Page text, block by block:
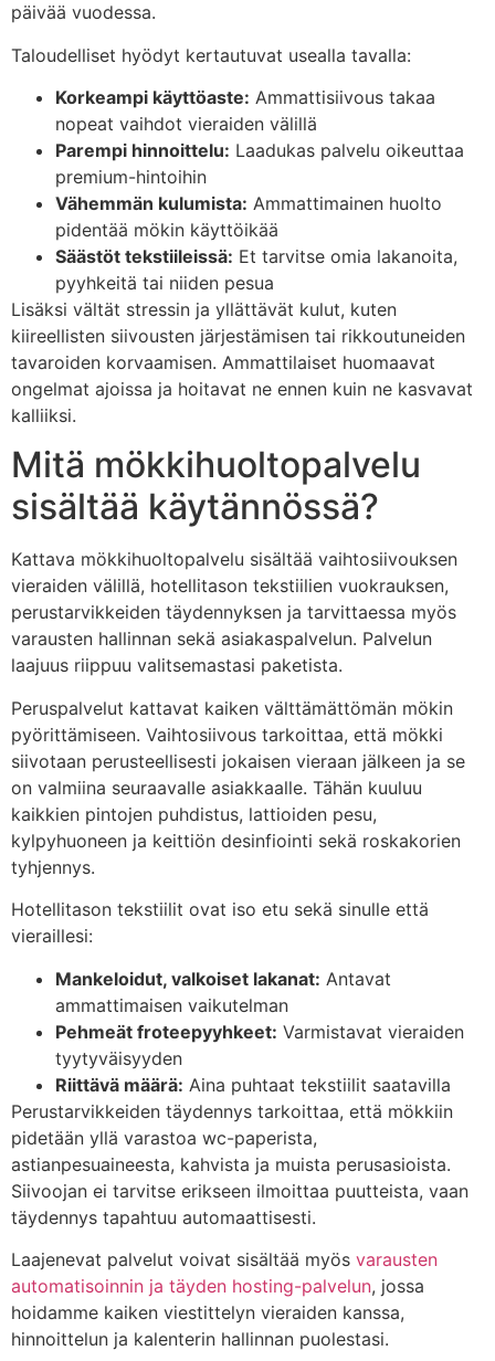
päivää vuodessa.
Taloudelliset hyödyt kertautuvat usealla tavalla:
Korkeampi käyttöaste: Ammattisiivous takaa
nopeat vaihdot vieraiden välillä
Parempi hinnoittelu: Laadukas palvelu oikeuttaa
premium-hintoihin
Vähemmän kulumista: Ammattimainen huolto
pidentää mökin käyttöikää
Säästöt tekstiileissä: Et tarvitse omia lakanoita,
pyyhkeitä tai niiden pesua
Lisäksi vältät stressin ja yllättävät kulut, kuten
kiireellisten siivousten järjestämisen tai rikkoutuneiden
tavaroiden korvaamisen. Ammattilaiset huomaavat
ongelmat ajoissa ja hoitavat ne ennen kuin ne kasvavat
kalliiksi.
Mitä mökkihuoltopalvelu
sisältää käytännössä?
Kattava mökkihuoltopalvelu sisältää vaihtosiivouksen
vieraiden välillä, hotellitason tekstiilien vuokrauksen,
perustarvikkeiden täydennyksen ja tarvittaessa myös
varausten hallinnan sekä asiakaspalvelun. Palvelun
laajuus riippuu valitsemastasi paketista.
Peruspalvelut kattavat kaiken välttämättömän mökin
pyörittämiseen. Vaihtosiivous tarkoittaa, että mökki
siivotaan perusteellisesti jokaisen vieraan jälkeen ja se
on valmiina seuraavalle asiakkaalle. Tähän kuuluu
kaikkien pintojen puhdistus, lattioiden pesu,
kylpyhuoneen ja keittiön desinfiointi sekä roskakorien
tyhjennys.
Hotellitason tekstiilit ovat iso etu sekä sinulle että
vieraillesi:
Mankeloidut, valkoiset lakanat: Antavat
ammattimaisen vaikutelman
Pehmeät froteepyyhkeet: Varmistavat vieraiden
tyytyväisyyden
Riittävä määrä: Aina puhtaat tekstiilit saatavilla
Perustarvikkeiden täydennys tarkoittaa, että mökkiin
pidetään yllä varastoa wc-paperista,
astianpesuaineesta, kahvista ja muista perusasioista.
Siivoojan ei tarvitse erikseen ilmoittaa puutteista, vaan
täydennys tapahtuu automaattisesti.
Laajenevat palvelut voivat sisältää myös varausten
automatisoinnin ja täyden hosting-palvelun, jossa
hoidamme kaiken viestittelyn vieraiden kanssa,
hinnoittelun ja kalenterin hallinnan puolestasi.